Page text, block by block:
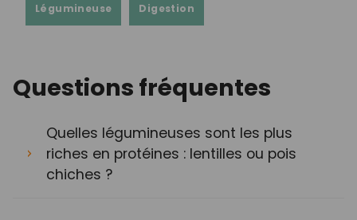
Légumineuse Digestion
Questions fréquentes
Quelles légumineuses sont les plus
riches en protéines : lentilles ou pois
chiches ?